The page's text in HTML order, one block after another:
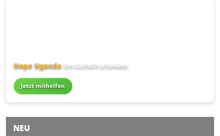
Hope Uganda Ein Lächeln schenken
Jetzt mithelfen
NEU